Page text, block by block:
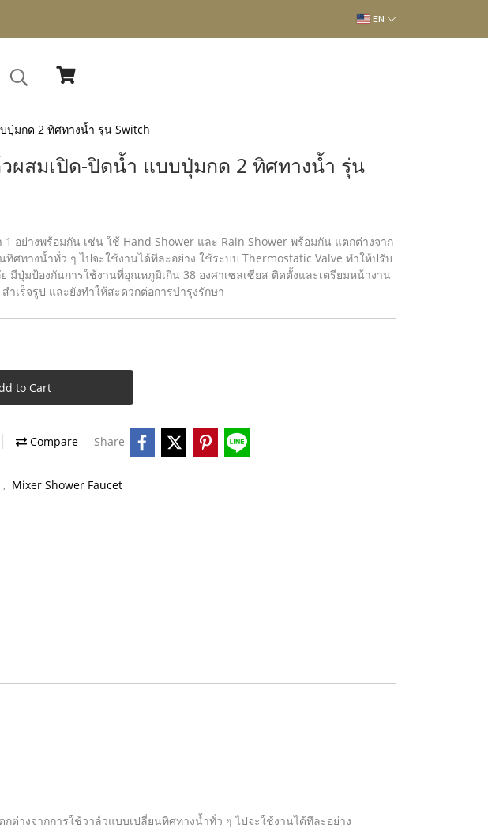
EN
ปุ่มกด 2 ทิศทางน้ำ รุ่น Switch
วผสมเปิด-ปิดน้ำ แบบปุ่มกด 2 ทิศทางน้ำ รุ่น
1 อย่างพร้อมกัน เช่น ใช้ Hand Shower และ Rain Shower พร้อมกัน แตกต่างจาก
ทิศทางน้ำทั่ว ๆ ไปจะใช้งานได้ทีละอย่าง ใช้ระบบ Thermostatic Valve ทำให้ปรับ
มีปุ่มป้องกันการใช้งานที่อุณหภูมิเกิน 38 องศาเซลเซียส ติดตั้งและเตรียมหน้างาน
สำเร็จรูป และยังทําให้สะดวกต่อการบํารุงรักษา
to Cart
Compare Share
, Mixer Shower Faucet
ต่างจากการใช้วาล์วแบบเปลี่ยนทิศทางน้ำทั่ว ๆ ไปจะใช้งานได้ทีละอย่าง